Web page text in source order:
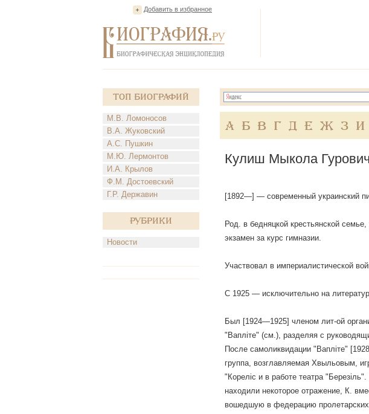
Добавить в избранное
Топ Биографий
М.В. Ломоносов
В.А. Жуковский
А.С. Пушкин
М.Ю. Лермонтов
И.А. Крылов
Ф.М. Достоевский
Г.Р. Державин
Рубрики
Новости
А Б В Г Д Е Ж З И
Кулиш Мыкола Гурович
[1892—] — современный украинский
Род. в бедняцкой крестьянской
экзамен за курс гимназии.
Участвовал в империалистической
С 1925 — исключительно на
Был [1924—1925] членом лит-ой
"Вапліте" (см.), разделяя с
После самоликвидации "Вапліте"
группа, возглавляемая Хвыльовым,
"Кореліс и в работе театра
находили некоторое отражение, К.
вошедшую в федерацию пролетарских